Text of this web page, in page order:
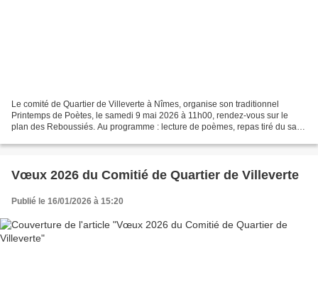
Le comité de Quartier de Villeverte à Nîmes, organise son traditionnel
Printemps de Poètes, le samedi 9 mai 2026 à 11h00, rendez-vous sur le
plan des Reboussiés. Au programme : lecture de poèmes, repas tiré du sac,
Vœux 2026 du Comitié de Quartier de Villeverte
Publié le 16/01/2026 à 15:20